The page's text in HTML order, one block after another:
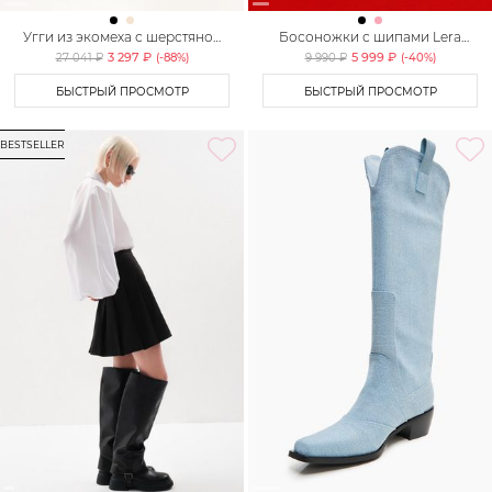
Угги из экомеха с шерстяной
подкладкой Lera Nena
27 041 ₽ 3 297 ₽ (-88%)
БЫСТРЫЙ ПРОСМОТР
Босоножки с шипами Lera
Nena Unreal
9 990 ₽ 5 999 ₽ (-40%)
БЫСТРЫЙ ПРОСМОТР
BESTSELLER